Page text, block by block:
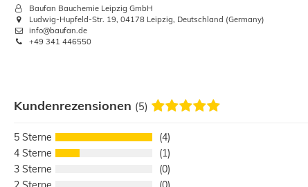
Baufan Bauchemie Leipzig GmbH
Ludwig-Hupfeld-Str. 19, 04178 Leipzig, Deutschland (Germany)
info@baufan.de
+49 341 446550
Kundenrezensionen (5)
5
4
4
1
3
0